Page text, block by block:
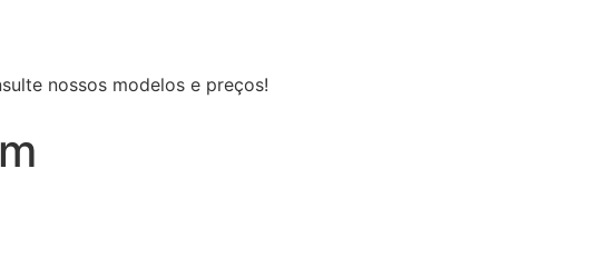
nossos modelos e preços!